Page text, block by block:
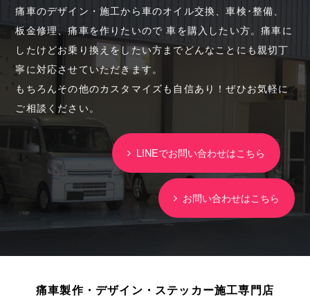
痛車のデザイン・施工から車のオイル交換、車検･整備、
板金修理、痛車を作りたいので 車を購入したい方。痛車に
したけどお乗り換えをしたい方までどんなことにも親切丁
寧に対応させていただきます。
もちろんその他のカスタマイズも自信あり！ぜひお気軽に
ご相談ください。
LINEでお問い合わせはこちら
お問い合わせはこちら
痛車製作・デザイン・ステッカー施工専門店